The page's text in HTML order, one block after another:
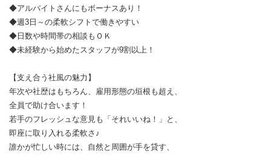
◆アルバイトさんにもボーナスあり！
◆週3日～の柔軟シフトで働きやすい
◆日数や時間帯の相談もＯＫ
◆未経験から始めたスタッフが9割以上！
【支え合う社風の魅力】
年次や社歴はもちろん、雇用形態の垣根も超え、
全員で助け合います！
若手のフレッシュな意見も「それいいね！」と、
即座に取り入れる柔軟さ♪
誰かが忙しい時には、自然と周囲が手を貸す、